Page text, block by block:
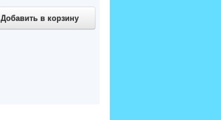
Добавить в корзину